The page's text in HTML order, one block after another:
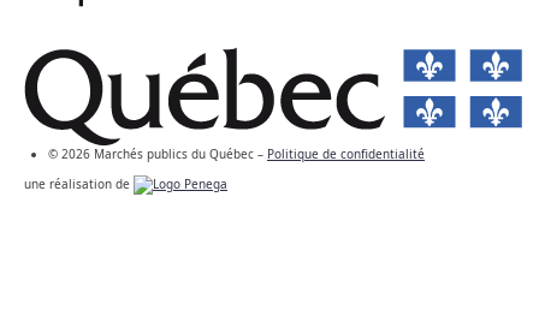
© 2026 Marchés publics du Québec – Politique de confidentialité
une réalisation de